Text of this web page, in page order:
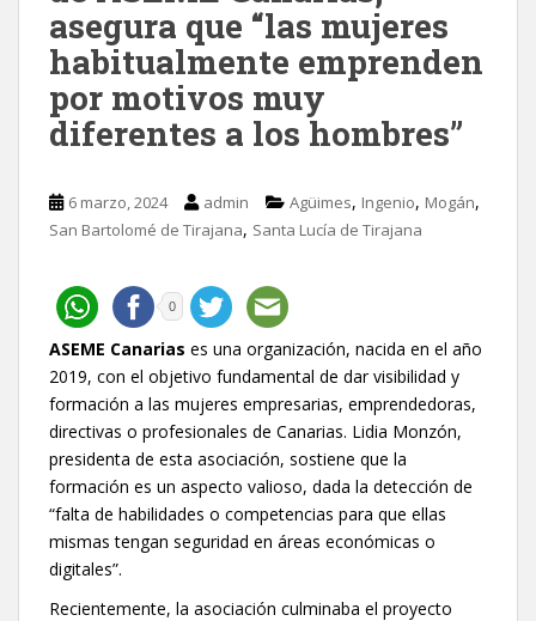
asegura que “las mujeres
habitualmente emprenden
por motivos muy
diferentes a los hombres”
6 marzo, 2024 admin Agüimes, Ingenio, Mogán,
San Bartolomé de Tirajana, Santa Lucía de Tirajana
0
ASEME Canarias es una organización, nacida en el año
2019, con el objetivo fundamental de dar visibilidad y
formación a las mujeres empresarias, emprendedoras,
directivas o profesionales de Canarias. Lidia Monzón,
presidenta de esta asociación, sostiene que la
formación es un aspecto valioso, dada la detección de
“falta de habilidades o competencias para que ellas
mismas tengan seguridad en áreas económicas o
digitales”.
Recientemente, la asociación culminaba el proyecto